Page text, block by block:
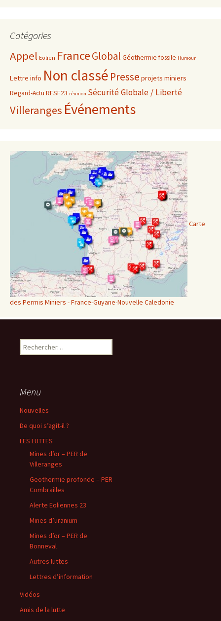
Catégories
Appel Eolien FranceGlobal Géothermie fossile Humour
Lettre info Non classé Presse projets miniers
Regard-Actu RESF23 réunion Sécurité Globale / Liberté
Villeranges Événements
Carte
des Permis Miniers - France-Guyane-Nouvelle Caledonie
Rechercher :
Menu
Nouvelles
De quoi s’agit-il ?
LES LUTTES
Mines d’or – PER de
Villeranges
Geothermie profonde – PER
Combrailles
Alerte Eoliennes 23
Mines d’uranium
Mines d’or – PER de
Bonneval
Autres luttes
Lettres d’information
Vidéos
Amis de la lutte